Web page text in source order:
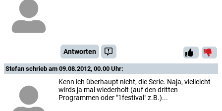
Antworten
Stefan schrieb am 09.08.2012, 00.00 Uhr:
Kenn ich überhaupt nicht, die Serie. Naja, vielleicht
wirds ja mal wiederholt (auf den dritten
Programmen oder "1festival" z.B.)...